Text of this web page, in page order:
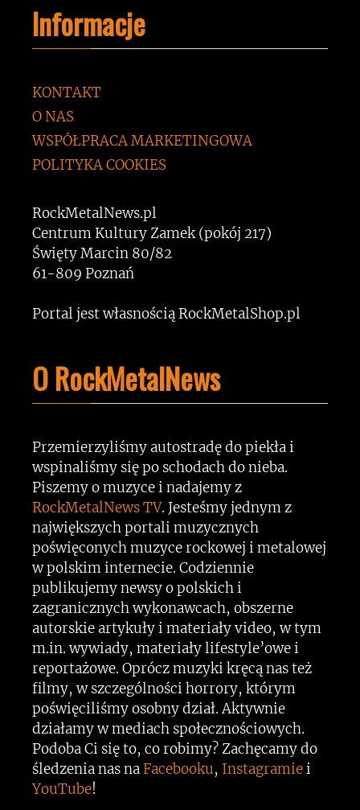
Informacje
KONTAKT
O NAS
WSPÓŁPRACA MARKETINGOWA
POLITYKA COOKIES
RockMetalNews.pl
Centrum Kultury Zamek (pokój 217)
Święty Marcin 80/82
61-809 Poznań
Portal jest własnością RockMetalShop.pl
O RockMetalNews
Przemierzyliśmy autostradę do piekła i
wspinaliśmy się po schodach do nieba.
Piszemy o muzyce i nadajemy z
RockMetalNews TV. Jesteśmy jednym z
największych portali muzycznych
poświęconych muzyce rockowej i metalowej
w polskim internecie. Codziennie
publikujemy newsy o polskich i
zagranicznych wykonawcach, obszerne
autorskie artykuły i materiały video, w tym
m.in. wywiady, materiały lifestyle’owe i
reportażowe. Oprócz muzyki kręcą nas też
filmy, w szczególności horrory, którym
poświęciliśmy osobny dział. Aktywnie
działamy w mediach społecznościowych.
Podoba Ci się to, co robimy? Zachęcamy do
śledzenia nas naFacebooku, Instagramiei
YouTube!